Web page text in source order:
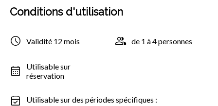
Conditions d'utilisation
Validité 12 mois de 1 à 4 personnes
Utilisable sur
réservation
Utilisable sur des périodes spécifiques :